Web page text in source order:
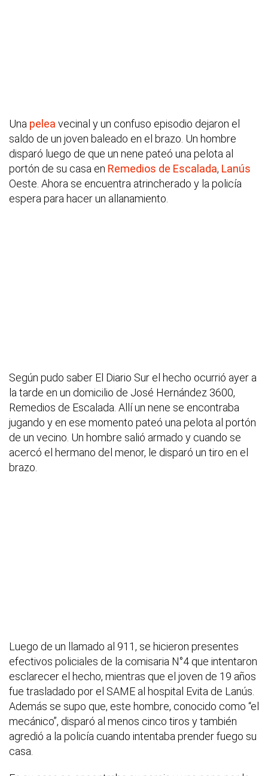
Una pelea vecinal y un confuso episodio dejaron el
saldo de un joven baleado en el brazo. Un hombre
disparó luego de que un nene pateó una pelota al
portón de su casa en Remedios de Escalada, Lanús
Oeste. Ahora se encuentra atrincherado y la policía
espera para hacer un allanamiento.
Según pudo saber El Diario Sur el hecho ocurrió ayer a
la tarde en un domicilio de José Hernández 3600,
Remedios de Escalada. Allí un nene se encontraba
jugando y en ese momento pateó una pelota al portón
de un vecino. Un hombre salió armado y cuando se
acercó el hermano del menor, le disparó un tiro en el
brazo.
Luego de un llamado al 911, se hicieron presentes
efectivos policiales de la comisaria N°4 que intentaron
esclarecer el hecho, mientras que el joven de 19 años
fue trasladado por el SAME al hospital Evita de Lanús.
Además se supo que, este hombre, conocido como “el
mecánico”, disparó al menos cinco tiros y también
agredió a la policía cuando intentaba prender fuego su
casa.